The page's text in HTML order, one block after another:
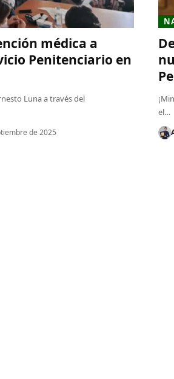
médica a
Penitenciario en
Luna a través del
de 2025
el…